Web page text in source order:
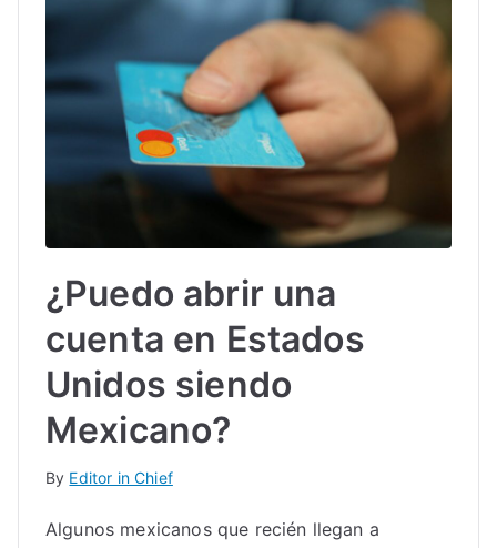
¿Puedo abrir una
cuenta en Estados
Unidos siendo
Mexicano?
By Editor in Chief
Algunos mexicanos que recién llegan a